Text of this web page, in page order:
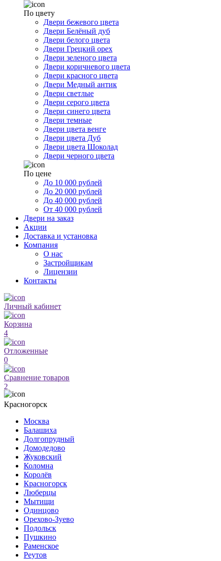
По цвету
Двери бежевого цвета
Двери Белёный дуб
Двери белого цвета
Двери Грецкий орех
Двери зеленого цвета
Двери коричневого цвета
Двери красного цвета
Двери Медный антик
Двери светлые
Двери серого цвета
Двери синего цвета
Двери темные
Двери цвета венге
Двери цвета Дуб
Двери цвета Шоколад
Двери черного цвета
По цене
До 10 000 рублей
До 20 000 рублей
До 40 000 рублей
От 40 000 рублей
Двери на заказ
Акции
Доставка и установка
Компания
О нас
Застройщикам
Лицензии
Контакты
Личный кабинет
Корзина
4
Отложенные
0
Сравнение товаров
2
Красногорск
Москва
Балашиха
Долгопрудный
Домодедово
Жуковский
Коломна
Королёв
Красногорск
Люберцы
Мытищи
Одинцово
Орехово-Зуево
Подольск
Пушкино
Раменское
Реутов